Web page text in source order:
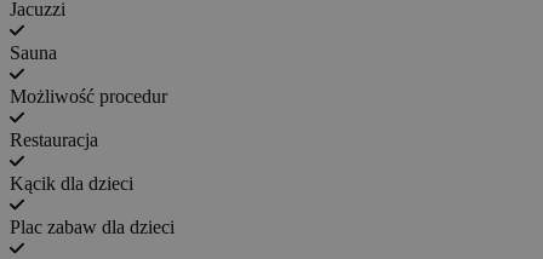
Jacuzzi
Sauna
Możliwość procedur
Restauracja
Kącik dla dzieci
Plac zabaw dla dzieci